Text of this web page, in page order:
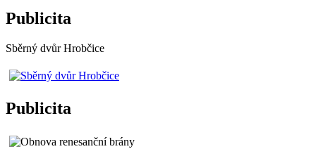
Publicita
Sběrný dvůr Hrobčice
Publicita